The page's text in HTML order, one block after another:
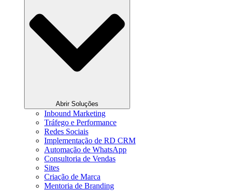
Abrir Soluções
Inbound Marketing
Tráfego e Performance
Redes Sociais
Implementação de RD CRM
Automação de WhatsApp
Consultoria de Vendas
Sites
Criação de Marca
Mentoria de Branding